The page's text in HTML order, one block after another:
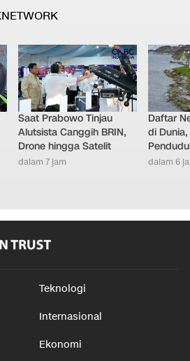
Saat Prabowo Tinjau
Alutsista Canggih BRIN,
Drone hingga Satelit
dalam 7 jam
Daftar
di
dalam 6
Teknologi
Internasional
Ekonomi